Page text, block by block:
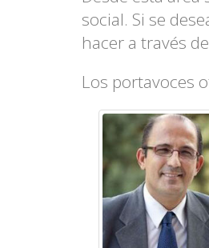
la
navegación
social. Si se
hacer a través
Los portavoces